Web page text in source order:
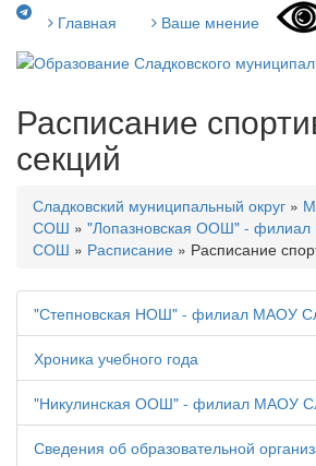
Главная Ваше мнение
Расписание
секций
Сладковский муниципальный округ »
СОШ » "Лопазновская ООШ" - филиал
СОШ » Расписание » Расписание
"Степновская НОШ" - филиал МАОУ
Хроника учебного года
"Никулинская ООШ" - филиал МАОУ
Сведения об образовательной